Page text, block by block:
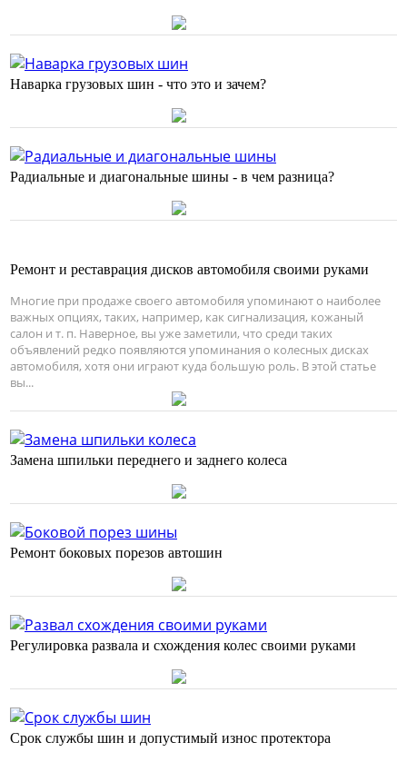
Наварка грузовых шин - что это и зачем?
Радиальные и диагональные шины - в чем разница?
Ремонт и реставрация дисков автомобиля своими руками
Многие при продаже своего автомобиля упоминают о наиболее
важных опциях, таких, например, как сигнализация, кожаный
салон и т. п. Наверное, вы уже заметили, что среди таких
объявлений редко появляются упоминания о колесных дисках
автомобиля, хотя они играют куда большую роль. В этой статье
вы...
Замена шпильки переднего и заднего колеса
Ремонт боковых порезов автошин
Регулировка развала и схождения колес своими руками
Срок службы шин и допустимый износ протектора